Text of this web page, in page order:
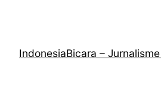
IndonesiaBicara –